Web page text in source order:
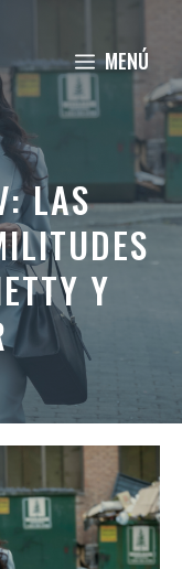
MENÚ
LAS
Y